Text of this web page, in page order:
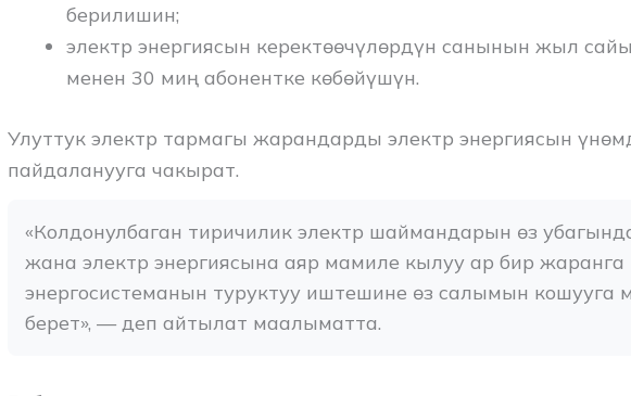
берилишин;
электр энергиясын керектөөчүлөрдүн санынын жыл
менен 30 миң абонентке көбөйүшүн.
Улуттук электр тармагы жарандарды электр энергиясын
пайдаланууга чакырат.
«Колдонулбаган тиричилик электр шаймандарын өз
жана электр энергиясына аяр мамиле кылуу ар бир жаранга
энергосистеманын туруктуу иштешине өз салымын кошууга
берет», — деп айтылат маалыматта.